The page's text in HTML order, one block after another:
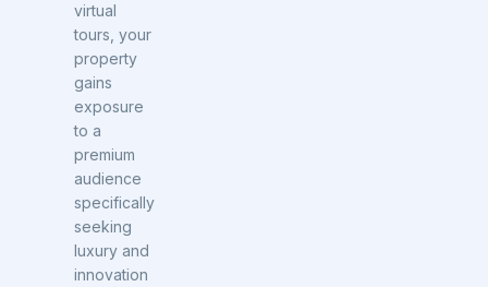
virtual
tours, your
property
gains
exposure
to a
premium
audience
specifically
seeking
luxury and
innovation